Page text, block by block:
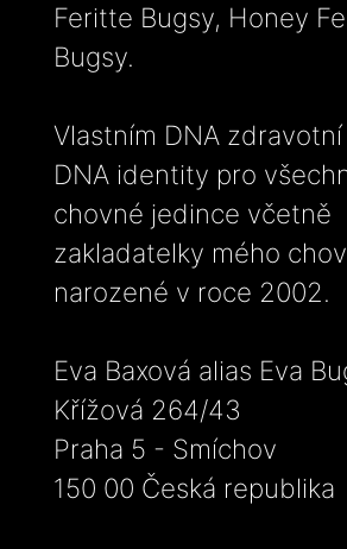
Feritte Bugsy, Honey
Bugsy.
Vlastním DNA
DNA identity pro
chovné jedince včetně
zakladatelky mého
narozené v roce 2002.
Eva Baxová alias Eva
Křížová 264/43
Praha 5 - Smíchov
150 00 Česká republika